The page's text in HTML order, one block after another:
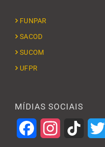
FUNPAR
SACOD
SUCOM
UFPR
MÍDIAS SOCIAIS
FacebookInstagramTikTok